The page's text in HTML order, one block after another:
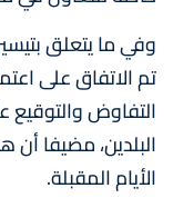
وفي ما يتعلق
تم الاتفاق على
التفاوض والتوقيع
البلدين، مضيفا أن
الأيام المقبلة.